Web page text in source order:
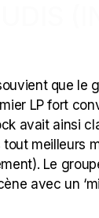
que le
LP fort
avait ainsi
tout meilleurs
Le
avec un